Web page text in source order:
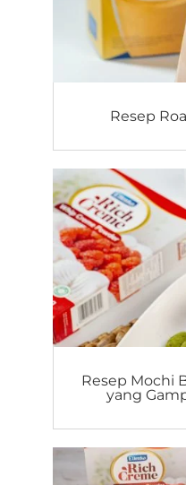
Resep
Resep Mochi
yang